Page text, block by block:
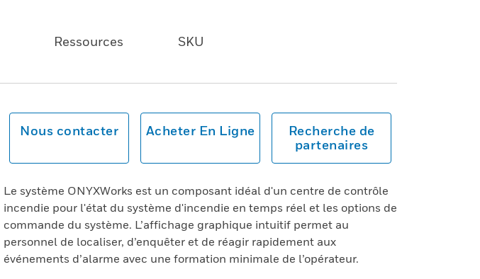
Ressources SKU
Nous contacter Acheter En Ligne
Recherche de
partenaires
Le système ONYXWorks est un composant idéal d'un centre de contrôle
incendie pour l'état du système d'incendie en temps réel et les options de
commande du système. L’affichage graphique intuitif permet au
personnel de localiser, d’enquêter et de réagir rapidement aux
événements d’alarme avec une formation minimale de l’opérateur.